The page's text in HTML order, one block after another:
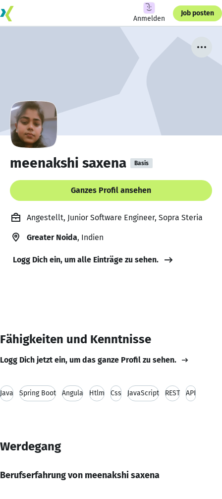
Anmelden
Job posten
meenakshi saxena Basis
Ganzes Profil ansehen
Angestellt, Junior Software Engineer, Sopra Steria
Greater Noida, Indien
Logg Dich ein, um alle Einträge zu sehen.
Fähigkeiten und Kenntnisse
Logg Dich jetzt ein, um das ganze Profil zu sehen.
Java Spring Boot Angula Htlm Css JavaScript REST API
Werdegang
Berufserfahrung von meenakshi saxena